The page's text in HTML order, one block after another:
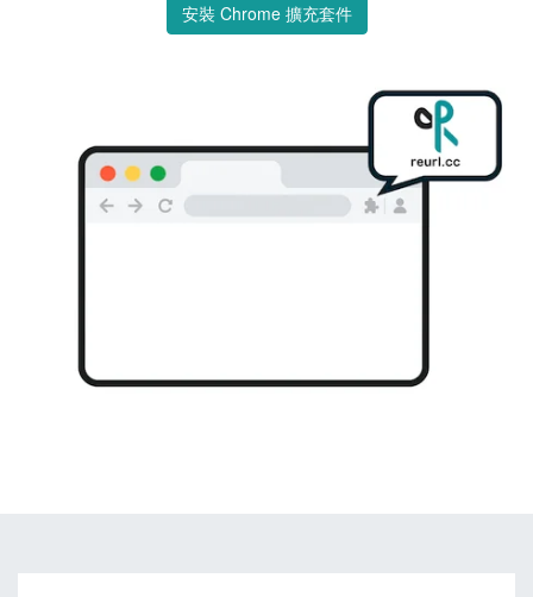
安裝 Chrome 擴充套件